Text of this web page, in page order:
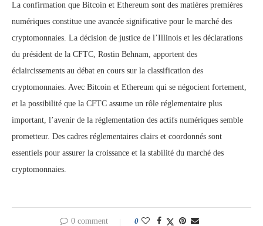
La confirmation que Bitcoin et Ethereum sont des matières premières
numériques constitue une avancée significative pour le marché des
cryptomonnaies. La décision de justice de l’Illinois et les déclarations
du président de la CFTC, Rostin Behnam, apportent des
éclaircissements au débat en cours sur la classification des
cryptomonnaies. Avec Bitcoin et Ethereum qui se négocient fortement,
et la possibilité que la CFTC assume un rôle réglementaire plus
important, l’avenir de la réglementation des actifs numériques semble
prometteur. Des cadres réglementaires clairs et coordonnés sont
essentiels pour assurer la croissance et la stabilité du marché des
cryptomonnaies.
0 comment 0